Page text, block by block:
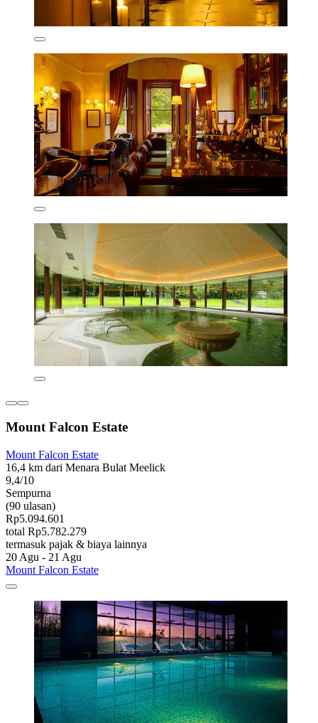
Mount Falcon Estate
Mount Falcon Estate
16,4 km dari Menara Bulat Meelick
9,4/10
Sempurna
(90 ulasan)
Rp5.094.601
total Rp5.782.279
termasuk pajak & biaya lainnya
20 Agu - 21 Agu
Mount Falcon Estate